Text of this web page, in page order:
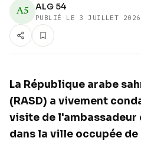
A5 ALG 54
PUBLIÉ LE 3 JUILLET
La République arabe
(RASD) a vivement
visite de l'ambassadeur
dans la ville occupée